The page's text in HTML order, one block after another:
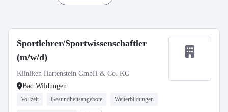
Sportlehrer/Sportwissenschaftler
(m/w/d)
Kliniken Hartenstein GmbH & Co. KG
Bad Wildungen
Vollzeit Gesundheitsangebote Weiterbildungen